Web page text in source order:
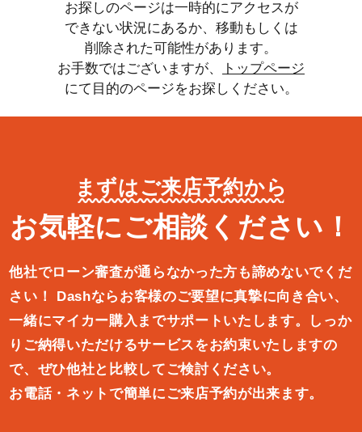
お探しのページは一時的にアクセスが
できない状況にあるか、移動もしくは
削除された可能性があります。
お手数ではございますが、
トップページ
にて目的のページをお探しください。
まずはご来店予約から
お気軽にご相談ください！
他社でローン審査が通らなかった方も諦めないでくだ
さい！
Dashならお客様のご要望に真摯に向き合い、
一緒にマイカー購入ま でサポートいたします。しっか
りご納得いただけるサービスをお約束いたしますの
で、ぜひ他社と比較してご検討ください。
お電話・ネットで簡単にご来店予約が出来ます。